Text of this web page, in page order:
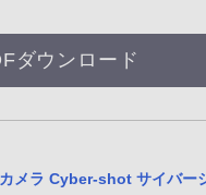
ダウンロード
メラ Cyber-shot サイバー